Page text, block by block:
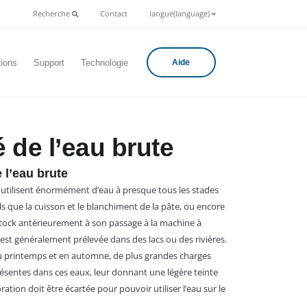
Recherche Contact langue(language)
Support Technologie Aide
de l’eau brute
l’eau brute
énormément d’eau à presque tous les stades
que la cuisson et le blanchiment de la pâte, ou encore
antérieurement à son passage à la machine à
généralement prélevée dans des lacs ou des rivières.
printemps et en automne, de plus grandes charges
dans ces eaux, leur donnant une légère teinte
doit être écartée pour pouvoir utiliser l’eau sur le